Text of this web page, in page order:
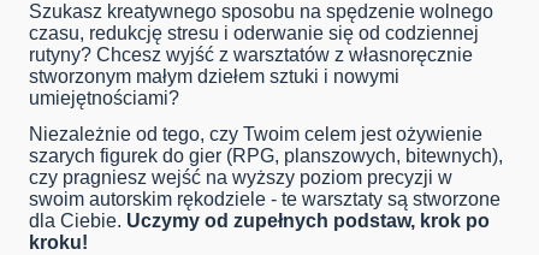
Szukasz kreatywnego sposobu na spędzenie wolnego
czasu, redukcję stresu i oderwanie się od codziennej
rutyny? Chcesz wyjść z warsztatów z własnoręcznie
stworzonym małym dziełem sztuki i nowymi
umiejętnościami?
Niezależnie od tego, czy Twoim celem jest ożywienie
szarych figurek do gier (RPG, planszowych, bitewnych),
czy pragniesz wejść na wyższy poziom precyzji w
swoim autorskim rękodziele - te warsztaty są stworzone
dla Ciebie. Uczymy od zupełnych podstaw, krok po
kroku!